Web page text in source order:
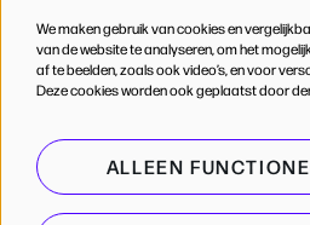
We maken gebruik van cookies en
van de website te analyseren, om het
af te beelden, zoals ook video’s, en voor
Deze cookies worden ook geplaatst door
ALLEEN